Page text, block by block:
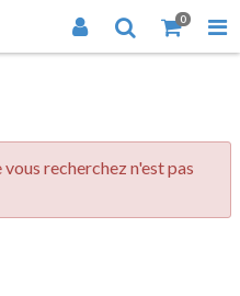
0
recherchez n'est pas